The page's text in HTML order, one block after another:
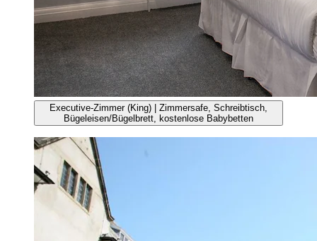
Executive-Zimmer (King) | Zimmersafe, Schreibtisch,
Bügeleisen/Bügelbrett, kostenlose Babybetten